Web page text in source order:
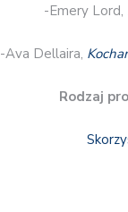
-Emery Lord,
-Ava Dellaira,
Rodzaj